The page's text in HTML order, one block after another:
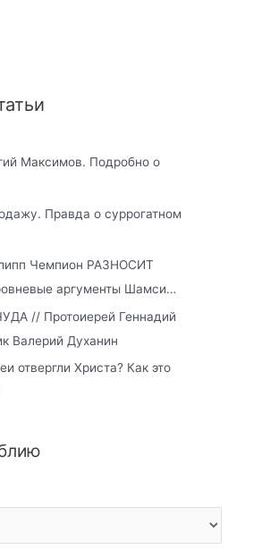
Максимов. Подробно о
Правда о суррогатном
Чемпион РАЗНОСИТ
аргументы Шамси…
// Протоиерей Геннадий
Валерий Духанин
отвергли Христа? Как это